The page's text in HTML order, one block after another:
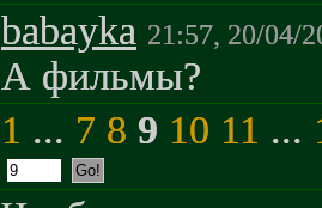
babayka 21:57, 20/04/
А фильмы?
1 ... 7 8 9 10 11 ...